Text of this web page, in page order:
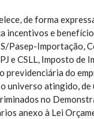
de forma
incentivos e
Pasep-Importação,
e CSLL, Imposto de
previdenciária do
universo atingido, de
no
anexo à Lei